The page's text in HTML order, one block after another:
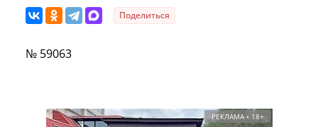
Поделиться
№ 59063
РЕКЛАМА • 18+